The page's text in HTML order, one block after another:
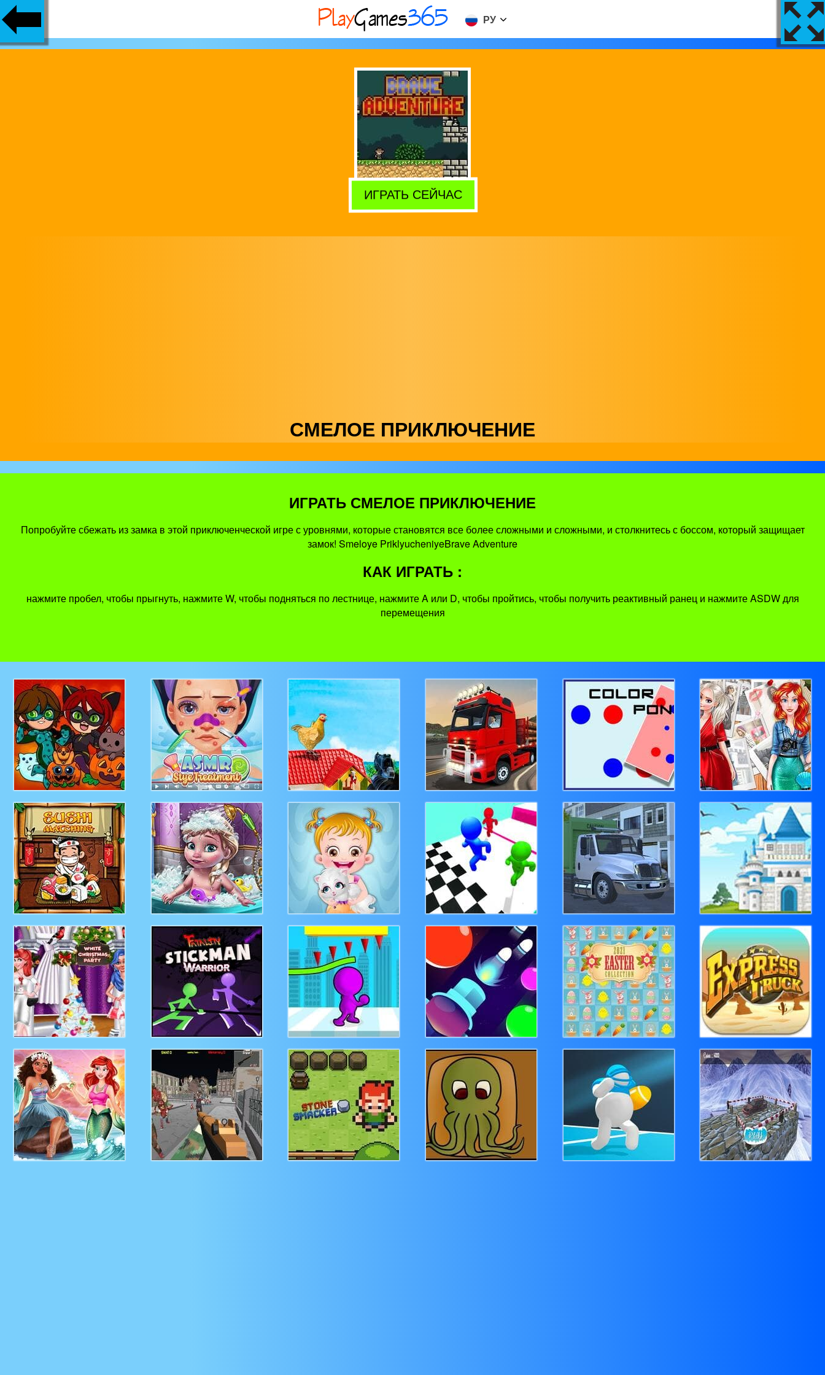
РУ
ИГРАТЬ СЕЙЧАС
СМЕЛОЕ ПРИКЛЮЧЕНИЕ
ИГРАТЬ СМЕЛОЕ ПРИКЛЮЧЕНИЕ
Попробуйте сбежать из замка в этой приключенческой игре с уровнями, которые становятся все более сложными и сложными, и столкнитесь с боссом, который защищает
замок! Smeloye PriklyucheniyeBrave Adventure
КАК ИГРАТЬ :
нажмите пробел, чтобы прыгнуть, нажмите W, чтобы подняться по лестнице, нажмите A или D, чтобы пройтись, чтобы получить реактивный ранец и нажмите ASDW для
перемещения